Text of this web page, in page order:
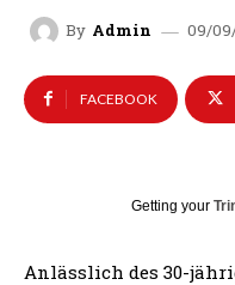
By Admin 09/
FACEBOOK
Getting your
Anlässlich des 30-